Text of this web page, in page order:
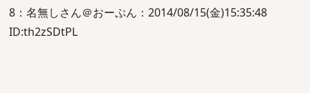
8：名無しさん＠おーぷん：2014/08/15(金)15:35:48
ID:th2zSDtPL